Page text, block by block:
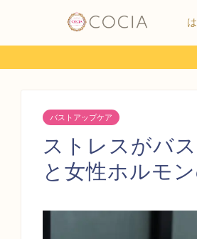
バストアップケア
ストレスがバ
と女性ホルモ